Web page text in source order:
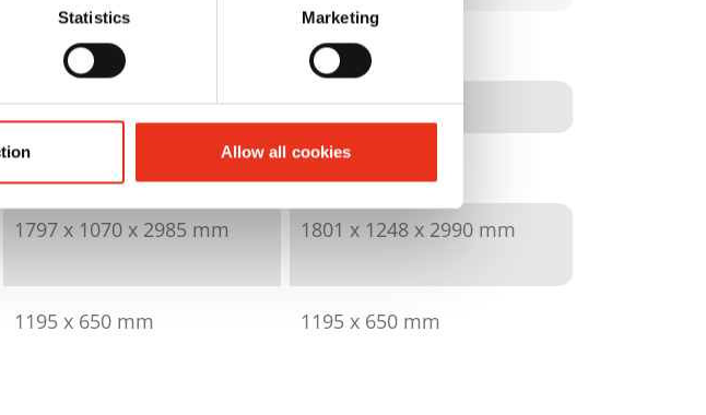
Statistics Marketing
Allow all cookies
6048114 6048314
594 kN 594 kN
1797 x 1070 x 2985 mm 1801 x 1248 x 2990 mm
1195 x 650 mm 1195 x 650 mm